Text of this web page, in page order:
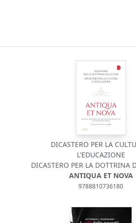
DICASTERO PER LA
L'EDUCAZIONE
DICASTERO PER LA DOTTRINA
ANTIQUA ET NOVA
9788810736180